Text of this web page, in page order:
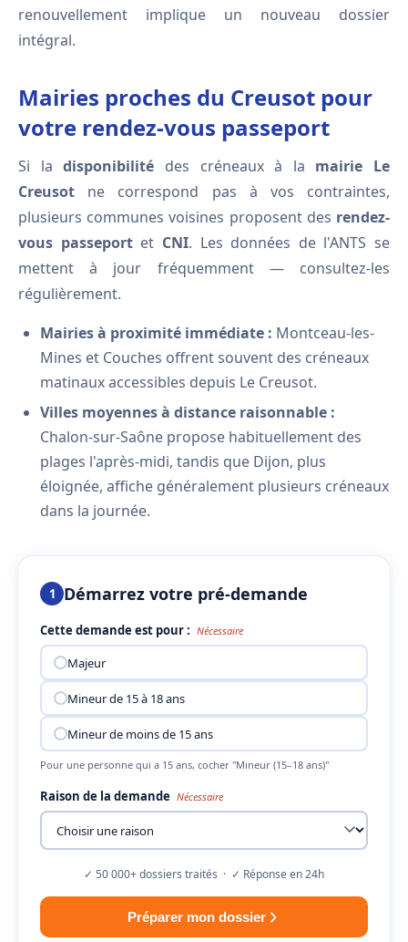
renouvellement implique un nouveau dossier
intégral.
Mairies proches du Creusot pour
votre rendez-vous passeport
Si ladisponibilité des créneaux à la mairie Le
Creusot ne correspond pas à vos contraintes,
plusieurs communes voisines proposent des rendez-
vous passeportet CNI. Les données de l'ANTS se
mettent à jour fréquemment — consultez-les
régulièrement.
Mairies à proximité immédiate : Montceau-les-
Mines et Couches offrent souvent des créneaux
matinaux accessibles depuis Le Creusot.
Villes moyennes à distance raisonnable :
Chalon-sur-Saône propose habituellement des
plages l'après-midi, tandis que Dijon, plus
éloignée, affiche généralement plusieurs créneaux
dans la journée.
1 Démarrez votre pré-demande
Cette demande est pour : Nécessaire
Majeur
Mineur de 15 à 18 ans
Mineur de moins de 15 ans
Pour une personne qui a 15 ans, cocher "Mineur (15–18 ans)"
Raison de la demande Nécessaire
✓ 50 000+ dossiers traités · ✓ Réponse en 24h
Préparer mon dossier